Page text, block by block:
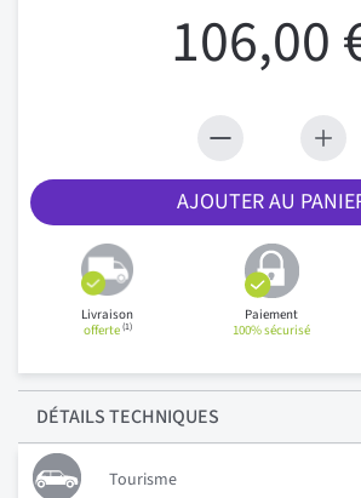
106,00
AJOUTER AU
Livraison
offerte(1)
Paiement
100% sécurisé
DÉTAILSTECHNIQUES
Tourisme